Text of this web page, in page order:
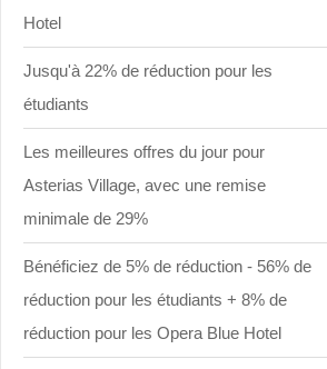
Hotel
Jusqu'à 22% de réduction pour les
étudiants
Les meilleures offres du jour pour
Asterias Village, avec une remise
minimale de 29%
Bénéficiez de 5% de réduction - 56% de
réduction pour les étudiants + 8% de
réduction pour les Opera Blue Hotel